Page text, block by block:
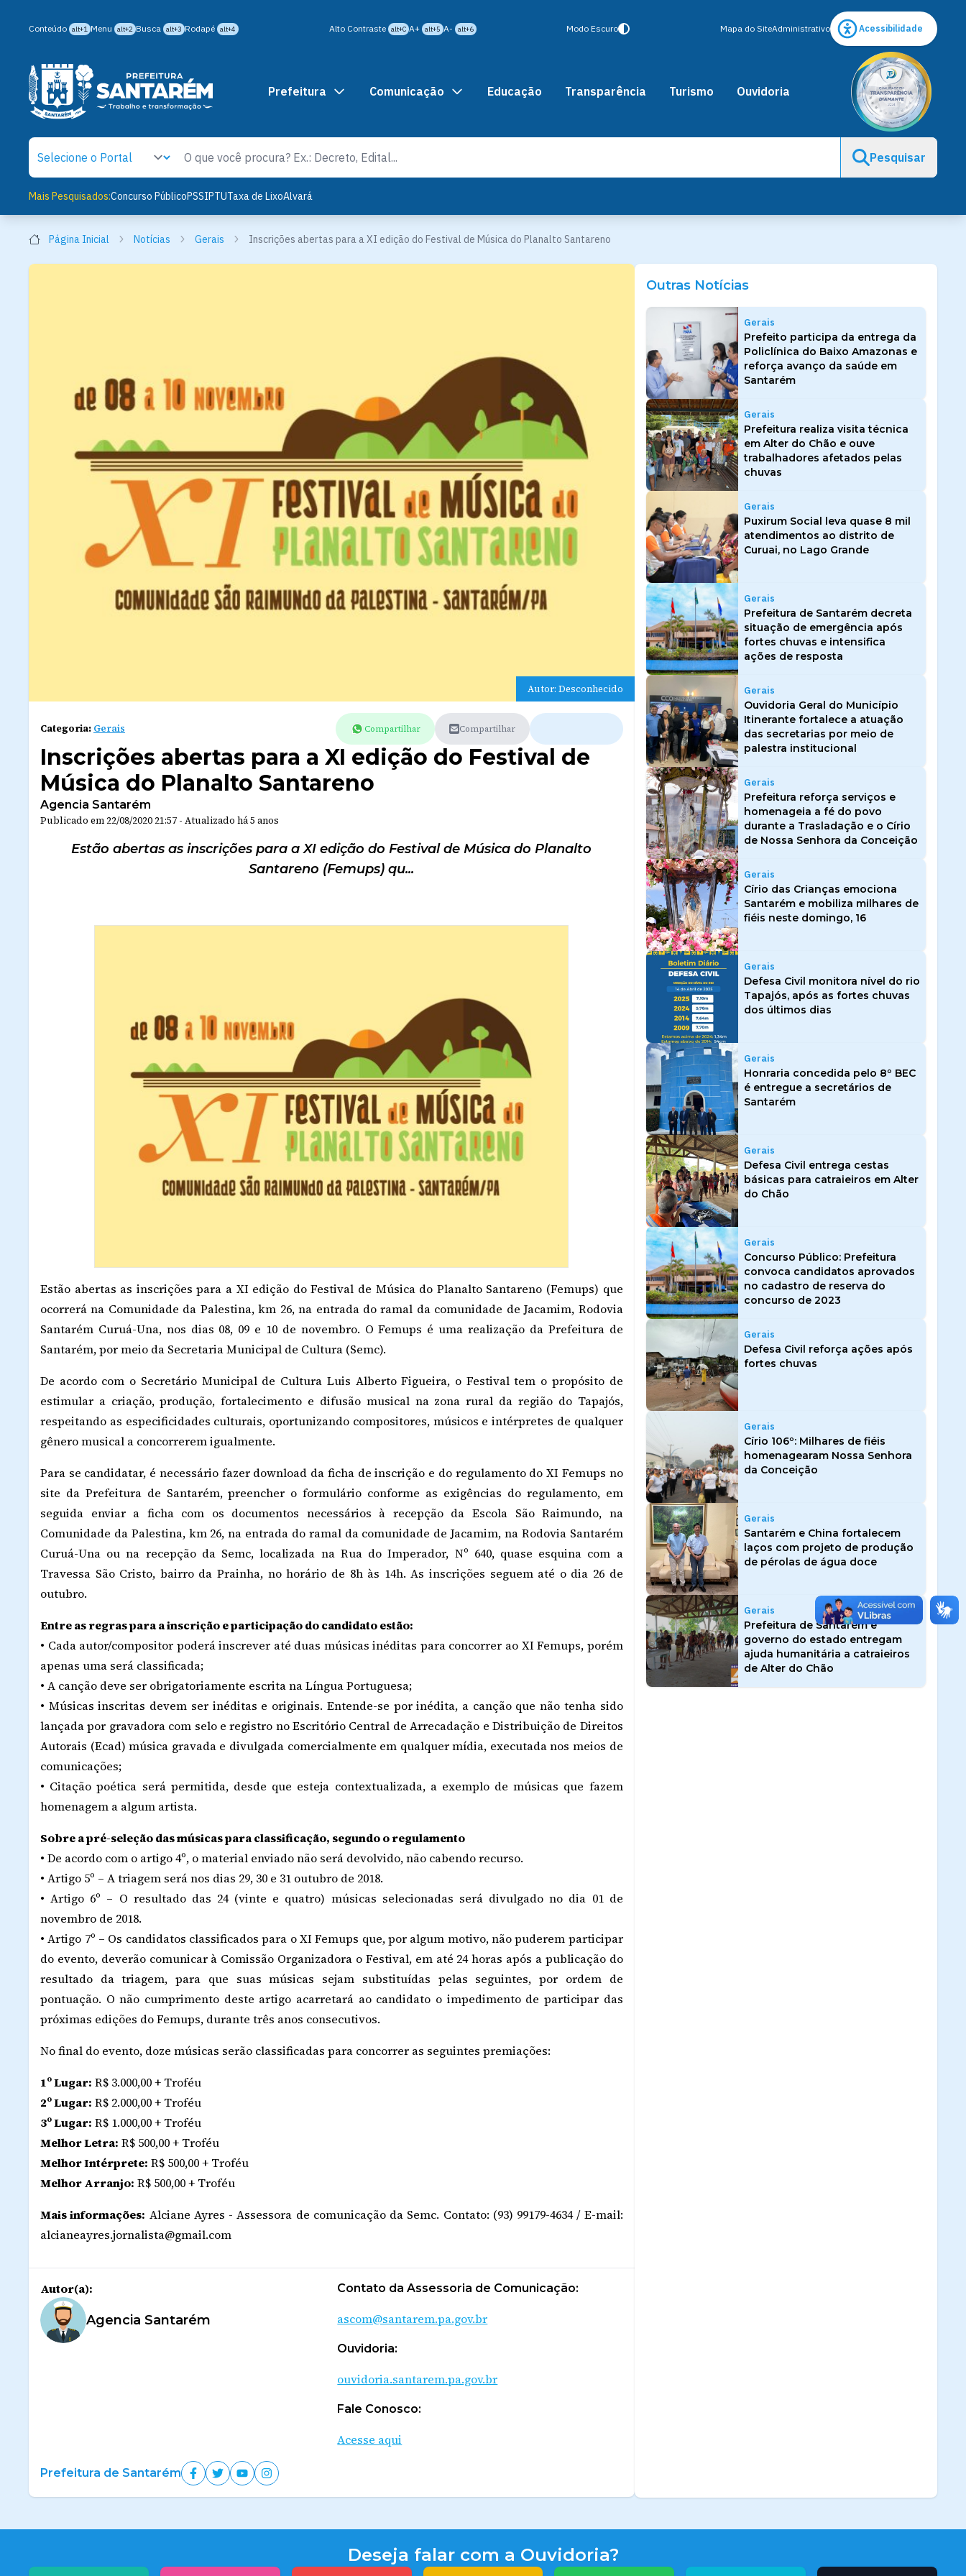
Conteúdo alt+1 Menu alt+2 Busca alt+3 Rodapé alt+4 Alto Contraste alt+C A+ alt+5 A- alt+6 Modo Escuro Mapa do SiteAdministrativo Acessibilidade
Prefeitura Comunicação Educação Transparência Turismo Ouvidoria
Pesquisar
Mais Pesquisados:Concurso PúblicoPSSIPTUTaxa de LixoAlvará
Página Inicial Notícias Gerais Inscrições abertas para a XI edição do Festival de Música do Planalto Santareno
Autor: Desconhecido
Categoria: Gerais Compartilhar Compartilhar
Inscrições abertas para a XI edição do Festival de
Música do Planalto Santareno
Agencia Santarém
Publicado em 22/08/2020 21:57 - Atualizado há 5 anos
Estão abertas as inscrições para a XI edição do Festival de Música do Planalto
Santareno (Femups) qu...
Estão abertas as inscrições para a XI edição do Festival de Música do Planalto Santareno (Femups) que
ocorrerá na Comunidade da Palestina, km 26, na entrada do ramal da comunidade de Jacamim, Rodovia
Santarém Curuá-Una, nos dias 08, 09 e 10 de novembro. O Femups é uma realização da Prefeitura de
Santarém, por meio da Secretaria Municipal de Cultura (Semc).
De acordo com o Secretário Municipal de Cultura Luis Alberto Figueira, o Festival tem o propósito de
estimular a criação, produção, fortalecimento e difusão musical na zona rural da região do Tapajós,
respeitando as especificidades culturais, oportunizando compositores, músicos e intérpretes de qualquer
gênero musical a concorrerem igualmente.
Para se candidatar, é necessário fazer download da ficha de inscrição e do regulamento do XI Femups no
site da Prefeitura de Santarém, preencher o formulário conforme as exigências do regulamento, em
seguida enviar a ficha com os documentos necessários à recepção da Escola São Raimundo, na
Comunidade da Palestina, km 26, na entrada do ramal da comunidade de Jacamim, na Rodovia Santarém
Curuá-Una ou na recepção da Semc, localizada na Rua do Imperador, Nº 640, quase esquina com a
Travessa São Cristo, bairro da Prainha, no horário de 8h às 14h. As inscrições seguem até o dia 26 de
outubro.
Entre as regras para a inscrição e participação do candidato estão:
• Cada autor/compositor poderá inscrever até duas músicas inéditas para concorrer ao XI Femups, porém
apenas uma será classificada;
• A canção deve ser obrigatoriamente escrita na Língua Portuguesa;
• Músicas inscritas devem ser inéditas e originais. Entende-se por inédita, a canção que não tenha sido
lançada por gravadora com selo e registro no Escritório Central de Arrecadação e Distribuição de Direitos
Autorais (Ecad) música gravada e divulgada comercialmente em qualquer mídia, executada nos meios de
comunicações;
• Citação poética será permitida, desde que esteja contextualizada, a exemplo de músicas que fazem
homenagem a algum artista.
Sobre a pré-seleção das músicas para classificação, segundo o regulamento
• De acordo com o artigo 4º, o material enviado não será devolvido, não cabendo recurso.
• Artigo 5º – A triagem será nos dias 29, 30 e 31 outubro de 2018.
• Artigo 6º – O resultado das 24 (vinte e quatro) músicas selecionadas será divulgado no dia 01 de
novembro de 2018.
• Artigo 7º – Os candidatos classificados para o XI Femups que, por algum motivo, não puderem participar
do evento, deverão comunicar à Comissão Organizadora o Festival, em até 24 horas após a publicação do
resultado da triagem, para que suas músicas sejam substituídas pelas seguintes, por ordem de
pontuação. O não cumprimento deste artigo acarretará ao candidato o impedimento de participar das
próximas edições do Femups, durante três anos consecutivos.
No final do evento, doze músicas serão classificadas para concorrer as seguintes premiações:
1º Lugar: R$ 3.000,00 + Troféu
2º Lugar: R$ 2.000,00 + Troféu
3º Lugar: R$ 1.000,00 + Troféu
Melhor Letra: R$ 500,00 + Troféu
Melhor Intérprete: R$ 500,00 + Troféu
Melhor Arranjo: R$ 500,00 + Troféu
Mais informações: Alciane Ayres - Assessora de comunicação da Semc. Contato: (93) 99179-4634 / E-mail:
alcianeayres.jornalista@gmail.com
Autor(a):
Agencia Santarém
Contato da Assessoria de Comunicação:
ascom@santarem.pa.gov.br
Ouvidoria:
ouvidoria.santarem.pa.gov.br
Fale Conosco:
Acesse aqui
Prefeitura de Santarém
Outras Notícias
Gerais
Prefeito participa da entrega da
Policlínica do Baixo Amazonas e
reforça avanço da saúde em
Santarém
Gerais
Prefeitura realiza visita técnica
em Alter do Chão e ouve
trabalhadores afetados pelas
chuvas
Gerais
Puxirum Social leva quase 8 mil
atendimentos ao distrito de
Curuai, no Lago Grande
Gerais
Prefeitura de Santarém decreta
situação de emergência após
fortes chuvas e intensifica
ações de resposta
Gerais
Ouvidoria Geral do Município
Itinerante fortalece a atuação
das secretarias por meio de
palestra institucional
Gerais
Prefeitura reforça serviços e
homenageia a fé do povo
durante a Trasladação e o Círio
de Nossa Senhora da Conceição
Gerais
Círio das Crianças emociona
Santarém e mobiliza milhares de
fiéis neste domingo, 16
Gerais
Defesa Civil monitora nível do rio
Tapajós, após as fortes chuvas
dos últimos dias
Gerais
Honraria concedida pelo 8º BEC
é entregue a secretários de
Santarém
Gerais
Defesa Civil entrega cestas
básicas para catraieiros em Alter
do Chão
Gerais
Concurso Público: Prefeitura
convoca candidatos aprovados
no cadastro de reserva do
concurso de 2023
Gerais
Defesa Civil reforça ações após
fortes chuvas
Gerais
Círio 106º: Milhares de fiéis
homenagearam Nossa Senhora
da Conceição
Gerais
Santarém e China fortalecem
laços com projeto de produção
de pérolas de água doce
Gerais
Prefeitura de Santarém e
governo do estado entregam
ajuda humanitária a catraieiros
de Alter do Chão
Deseja falar com a Ouvidoria?